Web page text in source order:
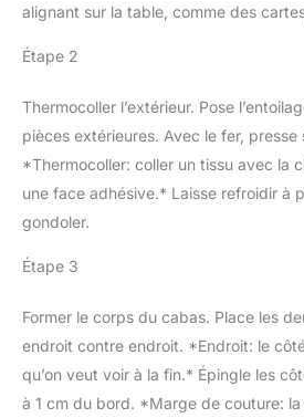
votre
mère ou
points
manuelle
épaisse
denim,
et sont
toutes
soie fine
à coudre
Bernina,
Brother,
Universal
indiquant
alignant sur la table, comme des
Étape 2
Thermocoller l’extérieur. Pose
pièces extérieures. Avec le fer, presse
*Thermocoller: coller un tissu avec la
une face adhésive.* Laisse refroidir à
gondoler.
Étape 3
Former le corps du cabas. Place les
endroit contre endroit. *Endroit: le
qu’on veut voir à la fin.* Épingle les
à 1 cm du bord. *Marge de couture: